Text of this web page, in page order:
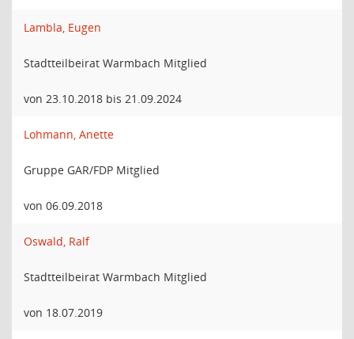
Lambla, Eugen
Stadtteilbeirat Warmbach Mitglied
von 23.10.2018 bis 21.09.2024
Lohmann, Anette
Gruppe GAR/FDP Mitglied
von 06.09.2018
Oswald, Ralf
Stadtteilbeirat Warmbach Mitglied
von 18.07.2019